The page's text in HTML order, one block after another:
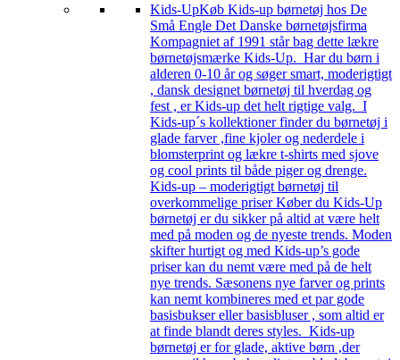
Kids-UpKøb Kids-up børnetøj hos De
Små Engle Det Danske børnetøjsfirma
Kompagniet af 1991 står bag dette lækre
børnetøjsmærke Kids-Up. Har du børn i
alderen 0-10 år og søger smart, moderigtigt
, dansk designet børnetøj til hverdag og
fest , er Kids-up det helt rigtige valg. I
Kids-up´s kollektioner finder du børnetøj i
glade farver ,fine kjoler og nederdele i
blomsterprint og lækre t-shirts med sjove
og cool prints til både piger og drenge.
Kids-up – moderigtigt børnetøj til
overkommelige priser Køber du Kids-Up
børnetøj er du sikker på altid at være helt
med på moden og de nyeste trends. Moden
skifter hurtigt og med Kids-up’s gode
priser kan du nemt være med på de helt
nye trends. Sæsonens nye farver og prints
kan nemt kombineres med et par gode
basisbukser eller basisbluser , som altid er
at finde blandt deres styles. Kids-up
børnetøj er for glade, aktive børn ,der